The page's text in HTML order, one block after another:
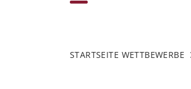
STARTSEITE WETTBEWERBE